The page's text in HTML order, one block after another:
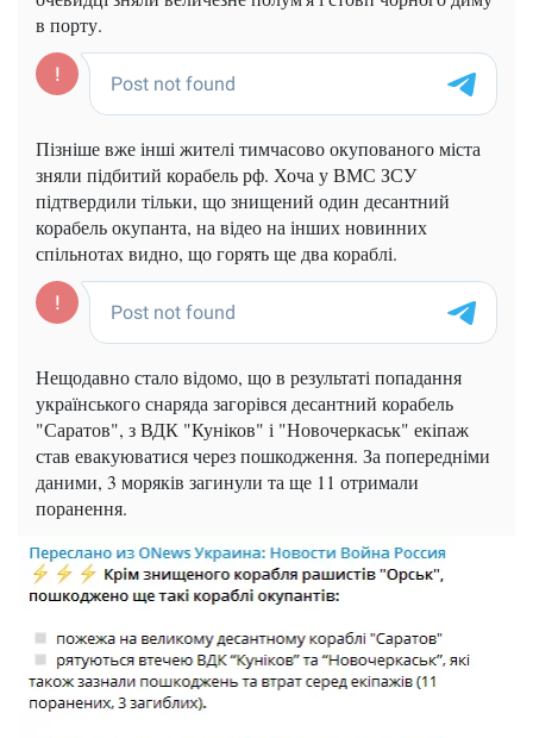
в порту.
Пізніше вже інші жителі тимчасово окупованого міста
зняли підбитий корабель рф. Хоча у ВМС ЗСУ
підтвердили тільки, що знищений один десантний
корабель окупанта, на відео на інших новинних
спільнотах видно, що горять ще два кораблі.
Нещодавно стало відомо, що в результаті попадання
українського снаряда загорівся десантний корабель
"Саратов", з ВДК "Куніков" і "Новочеркаськ" екіпаж
став евакуюватися через пошкодження. За попередніми
даними, 3 моряків загинули та ще 11 отримали
поранення.